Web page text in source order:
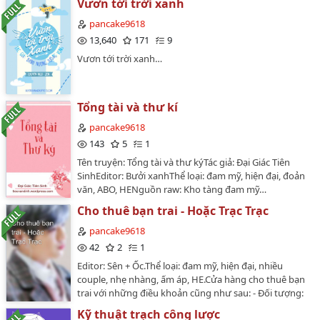
tổng giám đốc công.…
gia hạnh phúc nọ, có một đôi hoàng đế và hoàng hậu
hạnh phúc.Hoàng hậu mang thai, dựa theo thông lệ
quốc tế mà có một nữ phù thủy đố kỵ với bà.Phù thủy
mười sáu tuổi sẽ chết.Sau đó nhìn hoàng đế và hoàng
Vươn tới trời xanh
pancake9618
13,640
171
9
Vươn tới trời xanh…
Tổng tài và thư kí
pancake9618
143
5
1
Tên truyện: Tổng tài và thư kýTác giả: Đại Giác Tiên
SinhEditor: Bưởi xanhThể loại: đam mỹ, hiện đại, đoản
văn, ABO, HENguồn raw: Kho tàng đam mỹ…
Cho thuê bạn trai - Hoặc Trạc Trạc
pancake9618
42
2
1
Editor: Sên + Ốc.Thể loại: đam mỹ, hiện đại, nhiều
couple, nhẹ nhàng, ấm áp, HE.Cửa hàng cho thuê bạn
trai với những điều khoản cũng như sau: - Đối tượng:
Kỹ thuật trạch công lược